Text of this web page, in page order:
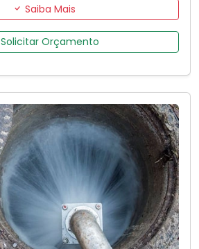
Saiba Mais
Solicitar Orçamento